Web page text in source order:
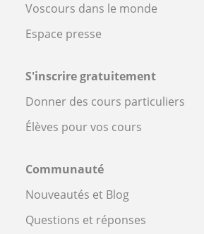
Voscours dans le monde
Espace presse
S'inscrire gratuitement
Donner des cours particuliers
Élèves pour vos cours
Communauté
Nouveautés et Blog
Questions et réponses